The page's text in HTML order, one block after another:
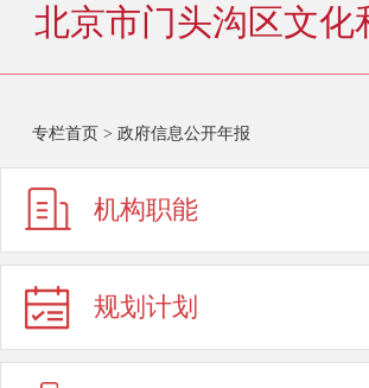
北京市门头沟区文化
专栏首页 > 政府信息公开年报
机构职能
规划计划